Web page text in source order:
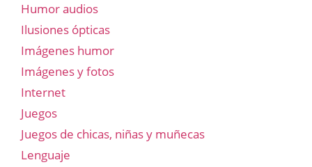
Humor audios
Ilusiones ópticas
Imágenes humor
Imágenes y fotos
Internet
Juegos
Juegos de chicas, niñas y muñecas
Lenguaje